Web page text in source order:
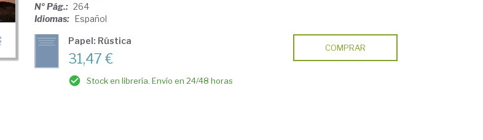
Nº Pág.: 264
Idiomas: Español
Papel: Rústica
31,47 €
Stock en librería. Envío en 24/48 horas
COMPRAR